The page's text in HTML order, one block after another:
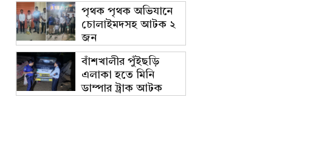
পৃথক পৃথক অভিযানে
চোলাইমদসহ আটক ২
জন
বাঁশখালীর পুঁইছড়ি
এলাকা হতে মিনি
ডাম্পার ট্রাক আটক